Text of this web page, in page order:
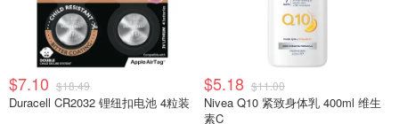
$7.10 $18.49
Duracell CR2032 锂纽扣电池 4粒装
$5.18 $11.00
Nivea Q10 紧致身体乳 400ml 维生
素C